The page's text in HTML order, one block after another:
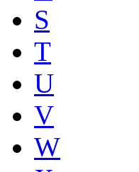
S
T
U
V
W